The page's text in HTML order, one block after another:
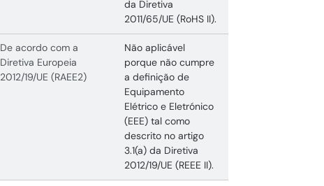
da Diretiva
2011/65/UE (RoHS II).
De acordo com a
Diretiva Europeia
2012/19/UE (RAEE2)
Não aplicável
porque não cumpre
a definição de
Equipamento
Elétrico e Eletrónico
(EEE) tal como
descrito no artigo
3.1(a) da Diretiva
2012/19/UE (REEE II).